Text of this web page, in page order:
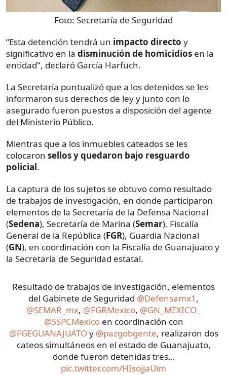
Foto: Secretaría de Seguridad
“Esta detención tendrá un impacto directo y
significativo en la disminución de homicidios en la
entidad", declaró García Harfuch.
La Secretaría puntualizó que a los detenidos se les
informaron sus derechos de ley y junto con lo
asegurado fueron puestos a disposición del agente
del Ministerio Público.
Mientras que a los inmuebles cateados se les
colocaron sellos y quedaron bajo resguardo
policial.
La captura de los sujetos se obtuvo como resultado
de trabajos de investigación, en donde participaron
elementos de la Secretaría de la Defensa Nacional
(Sedena), Secretaría de Marina (Semar), Fiscalía
General de la República (FGR), Guardia Nacional
(GN), en coordinación con la Fiscalía de Guanajuato y
la Secretaría de Seguridad estatal.
Resultado de trabajos de investigación, elementos
del Gabinete de Seguridad @Defensamx1 ,
@SEMAR_mx, @FGRMexico, @GN_MEXICO_
@SSPCMexicoen coordinación con
@FGEGUANAJUATOy @pazgobgente, realizaron dos
cateos simultáneos en el estado de Guanajuato,
donde fueron detenidas tres…
pic.twitter.com/HIsojjaUim